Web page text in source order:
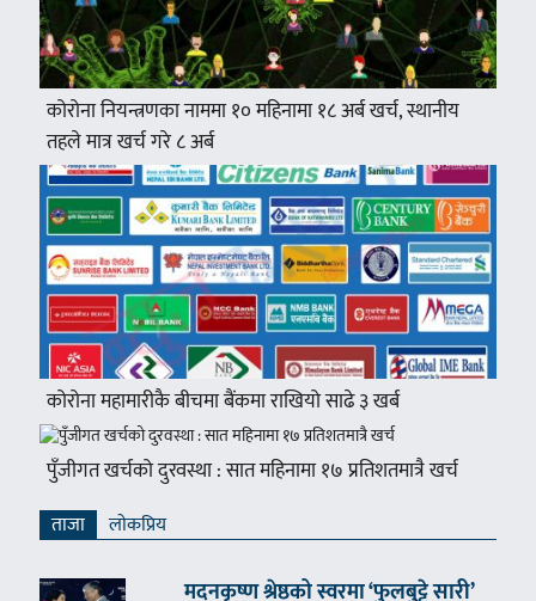
कोरोना नियन्त्रणका नाममा १० महिनामा १८ अर्ब खर्च, स्थानीय
तहले मात्र खर्च गरे ८ अर्ब
कोरोना महामारीकै बीचमा बैंकमा राखियो साढे ३ खर्ब
पुँजीगत खर्चको दुरवस्था : सात महिनामा १७ प्रतिशतमात्रै खर्च
ताजा लाेकप्रिय
मदनकृष्ण श्रेष्ठको स्वरमा ‘फुलबुट्टे सारी’